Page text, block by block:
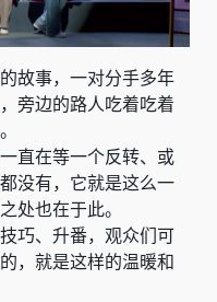
故事，一对分手多年
旁边的路人吃着吃着
直在等一个反转、或
没有，它就是这么一
处也在于此。
巧、升番，观众们可
，就是这样的温暖和